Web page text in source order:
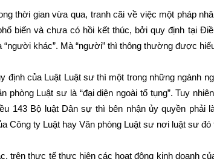
thời gian vừa qua, tranh cãi về việc một pháp
biến và chưa có hồi kết thúc, bởi quy định tại
“người khác”. Mà “người” thì thông thường được
định của Luật Luật sư thì một trong những ngành
phòng Luật sư là “đại diện ngoài tố tụng”. Tuy
143 Bộ luật Dân sự thì bên nhận ủy quyền phải
Công ty Luật hay Văn phòng Luật sư nơi luật sư đó
trên thực tế thực hiện các hoạt động kinh doanh